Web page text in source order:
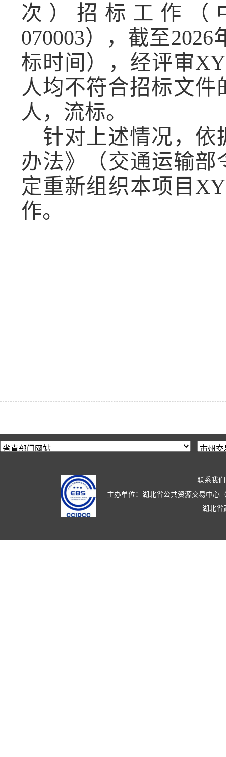
次）招标 工作（
070003），截至2026
标时间）， 经评审
人均不符合招标文
人 ，流标。
针对上述情况，依
办法》（交通运输部
定重新组织本项目
作。
联系我们
主办单位：湖北省公共资源交易中心
湖北省